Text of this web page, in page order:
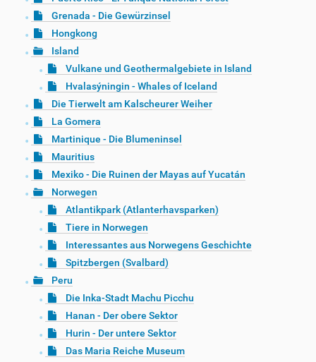
Grenada - Die Gewürzinsel
Hongkong
Island
Vulkane und Geothermalgebiete in Island
Hvalasýningin - Whales of Iceland
Die Tierwelt am Kalscheurer Weiher
La Gomera
Martinique - Die Blumeninsel
Mauritius
Mexiko - Die Ruinen der Mayas auf Yucatán
Norwegen
Atlantikpark (Atlanterhavsparken)
Tiere in Norwegen
Interessantes aus Norwegens Geschichte
Spitzbergen (Svalbard)
Peru
Die Inka-Stadt Machu Picchu
Hanan - Der obere Sektor
Hurin - Der untere Sektor
Das Maria Reiche Museum